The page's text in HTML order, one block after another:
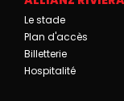
Le stade
Plan d'accès
Billetterie
Hospitalité